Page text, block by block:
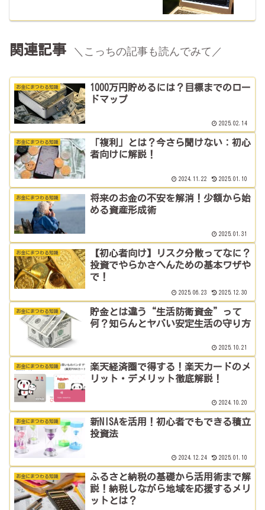
関連記事 ＼こっちの記事も読んでみて／
お金にまつわる知識
1000万円貯めるには？目標までのロー
ドマップ
2025.02.14
お金にまつわる知識
「複利」とは？今さら聞けない：初心
者向けに解説！
2024.11.22 2025.01.10
お金にまつわる知識
将来のお金の不安を解消！少額から始
める資産形成術
2025.01.31
お金にまつわる知識
【初心者向け】リスク分散ってなに？
投資でやらかさへんための基本ワザや
で！
2025.06.23 2025.12.30
お金にまつわる知識
貯金とは違う“生活防衛資金”って
何？知らんとヤバい安定生活の守り方
2025.10.21
お金にまつわる知識
楽天経済圏で得する！楽天カードのメ
リット・デメリット徹底解説！
2024.10.20
お金にまつわる知識
新NISAを活用！初心者でもできる積立
投資法
2024.12.24 2025.01.10
お金にまつわる知識
ふるさと納税の基礎から活用術まで解
説！納税しながら地域を応援するメリ
ットとは？